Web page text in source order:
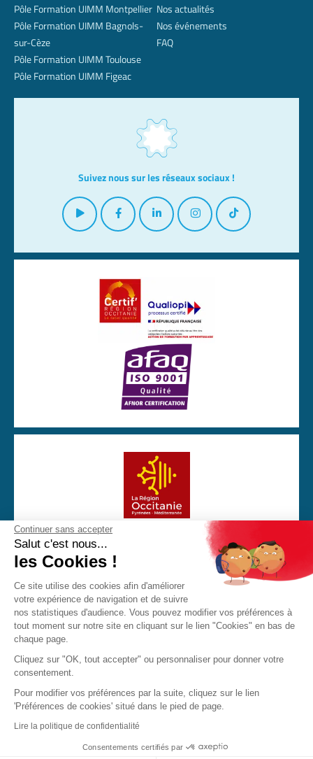
Continuer sans accepter
Salut c'est nous...
les Cookies !
Ce site utilise des cookies afin d'améliorer
votre expérience de navigation et de suivre
nos statistiques d'audience. Vous pouvez modifier vos préférences à
tout moment sur notre site en cliquant sur le lien "Cookies" en bas de
chaque page.
Cliquez sur "OK, tout accepter" ou personnaliser pour donner votre
consentement.
Pour modifier vos préférences par la suite, cliquez sur le lien
'Préférences de cookies' situé dans le pied de page.
Lire la politique de confidentialité
Consentements certifiés par
JPO Brochure
Pôle Formation UIMM Montpellier
Pôle Formation UIMM Bagnols-
sur-Cèze
Pôle Formation UIMM Toulouse
Pôle Formation UIMM Figeac
Nos actualités
Nos événements
FAQ
Avec la participation financière de la Région Occitanie
Suivez nous sur les réseaux sociaux !
CGU Mentions Légales
Politique de confidentialité
Cookies
Made with love by Visions Nouvelles 2023 ! Dernière mise